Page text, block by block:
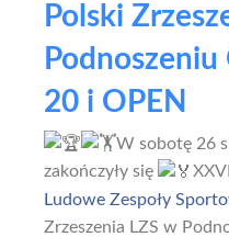
Polski
20 i OPEN
W sobotę 26
zakończyły się
Ludowe Zespoły
Zrzeszenia LZS w